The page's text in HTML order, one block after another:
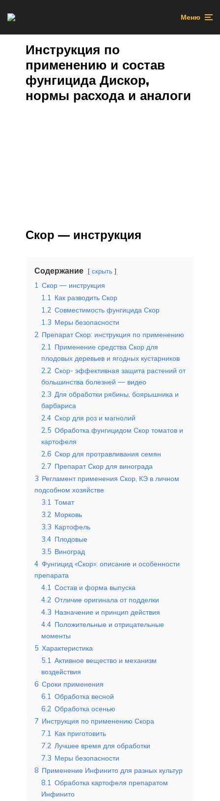
Меню
Инструкция по
применению и состав
фунгицида Дискор,
нормы расхода и аналоги
Скор — инструкция
Содержание скрыть
1 Скор — инструкция
1.1 Как разводить Скор
1.2 Совместимость фунгицида Скор
1.3 Меры безопасности
2 Препарат Скор: инструкция по применению
2.1 Применение средства Скор для
плодовых деревьев и ягодных кустарников
2.2 Скор- эффективная защита растений от
большинства болезней — видео
2.3 Для обработки рябины, боярышника и
барбариса
2.4 Скор для роз и магнолий
2.5 Обработка фунгицидом Скор томатов и
картофеля
2.6 Скор для протравливания семян
2.7 Препарат Скор для винограда
3 Регламент применения Скор, КЭ в личном
подсобном хозяйстве
3.1 Томат
3.2 Морковь
3.3 Картофель
3.4 Плодовые
3.5 Виноград
4 Фунгицид «Скор»: описание и особенности
препарата
4.1 Состав и форма выпуска
4.2 Отличие оригинала от подделки
4.3 Назначение и принцип действия
4.4 Положительные и отрицательные
моменты
5 Характеристика
5.1 Активное вещество и механизм
воздействия
6 Сроки применения
6.1 Обработка весной
6.2 Обработка осенью
7 Инструкция по применению Скора
7.1 Как приготовить
7.2 Лучшее время для обработки
7.3 Меры безопасности
8 Применение Инфинито для разных культур
8.1 Обработка картофеля препаратом
Инфинито